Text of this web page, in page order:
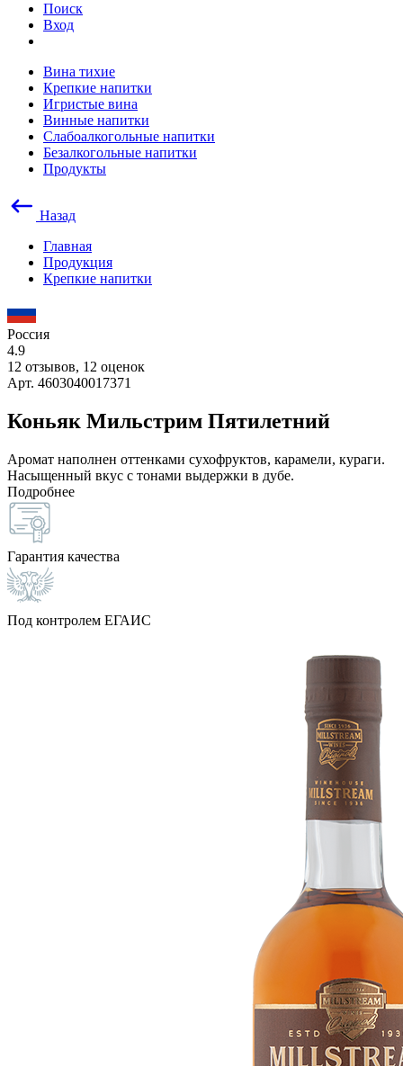
Поиск
Вход
Вина тихие
Крепкие напитки
Игристые вина
Винные напитки
Слабоалкогольные напитки
Безалкогольные напитки
Продукты
Назад
Главная
Продукция
Крепкие напитки
Россия
4.9
12 отзывов, 12 оценок
Арт. 4603040017371
Коньяк Мильстрим Пятилетний
Аромат наполнен оттенками сухофруктов, карамели, кураги.
Насыщенный вкус с тонами выдержки в дубе.
Подробнее
Гарантия качества
Под контролем ЕГАИС